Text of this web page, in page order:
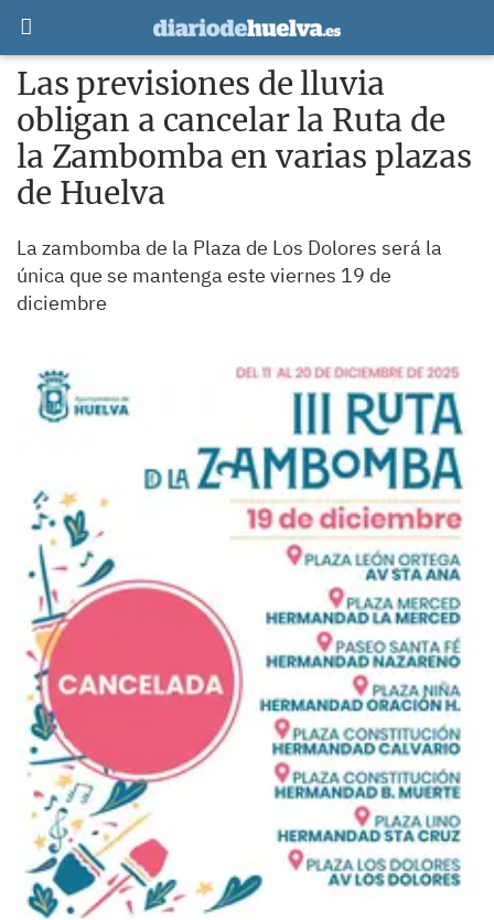
Las previsiones de lluvia
obligan a cancelar la Ruta de
la Zambomba en varias plazas
de Huelva
La zambomba de la Plaza de Los Dolores será la
única que se mantenga este viernes 19 de
diciembre